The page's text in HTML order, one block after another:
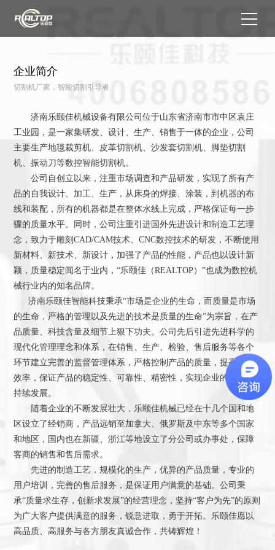
企业简介
切割机厂家，智能切割引导者
济南乐颐佳机械设备有限公司位于山东省济南市市中区袁庄
工业园，是一家集研发、设计、生产、销售于一体的企业，公司
主要生产地毯裁剪机、皮革切割机、沙发套切割机、脚垫切割
机、振动刀等数控智能切割机。
公司自创立以来，注重市场调查和产品研发，实现了所有产
品的自我设计、加工、生产，从床身的焊接、涂装，到机器的布
线和装配，所有的机器都是在整体水线上完成，严格保证每一步
骤的质量水平。同时，公司注重引进国外先进设计和制造工艺理
念，致力于雕刻CAD/CAM技术、CNC数控技术的研发，不断使用
新材料、新技术、新设计，加强了产品的性能，产品也以设计新
颖，质量稳定闻名于业内，“乐颐佳（REALTOP）”也成为数控机
械行业内的知名品牌。
济南乐颐佳智能科技秉承“市场是企业的生命，而质量是市场
的生命，严格的管理以及先进的技术是质量的生命”为宗旨，在产
品质量、科技含量及细节上狠下功夫。公司先后引进先进科学的
现代化管理理念和体系，在销售、生产、检验、售后服务等各个
环节建立完善的监督管理体系，严格控制产品的质量，提高工作
效率，保证产品的稳定性、可靠性、精密性，实现企业的快速可
持续发展。
随着企业的不断发展壮大，乐颐佳机械已经在十几个国和地
区设立了经销商，产品远销至加拿大、俄罗斯及中东等多个国家
和地区，国内也在新疆、浙江等地设立了分公司或办事处，保障
客商的销售和售后需求。
先进的制造工艺，规模化的生产，优异的产品质量，专业的
用户培训，完善的售后服务，是保证用户满意的基础。公司秉
承“质量求生存，创新求发展”的经营理念，坚持“客户为先”的原则
为广大客户提供满意的服务，锐意进取，勇于开拓。乐颐佳愿以
高品质、高服务与各方朋友真诚合作，共铸辉煌！